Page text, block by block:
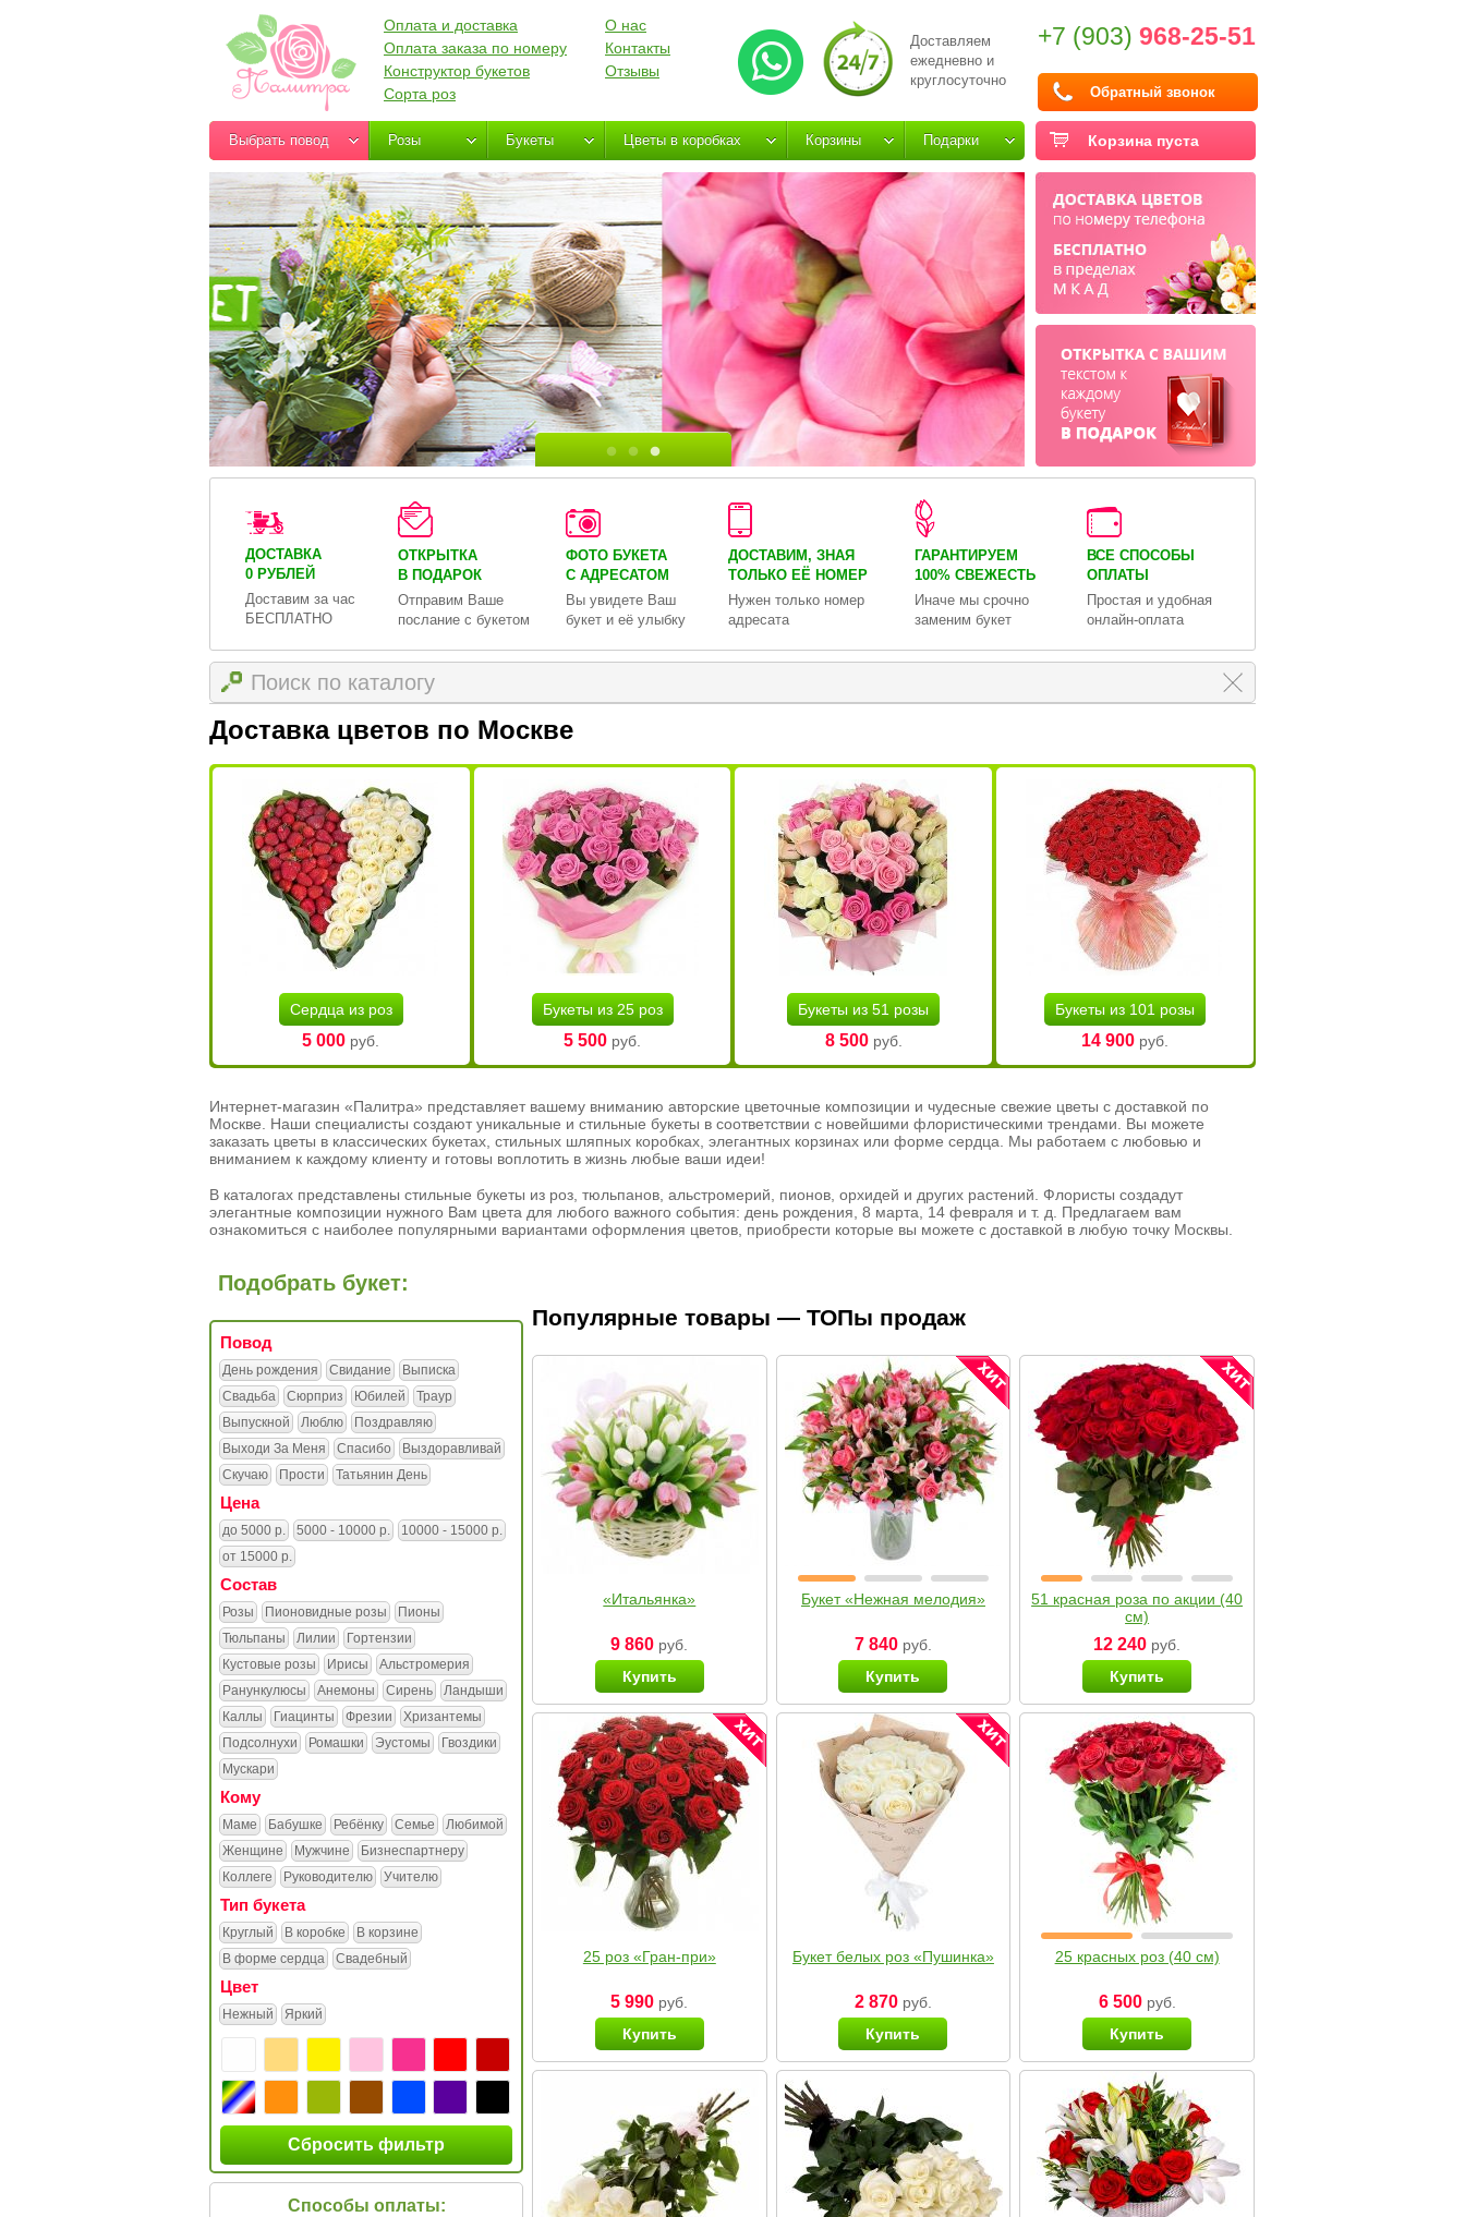
Доставляем
ежедневно и
круглосуточно
+7 (903) 968-25-51
Обратный звонок
Оплата и доставка
Оплата заказа по номеру
Конструктор букетов
Сорта роз
О нас
Контакты
Отзывы
Корзина пуста
Выбрать повод Розы Букеты Цветы в коробках Корзины Подарки
ДОСТАВКА
0 РУБЛЕЙ
Доставим за час
БЕСПЛАТНО
ОТКРЫТКА
В ПОДАРОК
Отправим Ваше
послание с букетом
ФОТО БУКЕТА
С АДРЕСАТОМ
Вы увидете Ваш
букет и её улыбку
ДОСТАВИМ, ЗНАЯ
ТОЛЬКО ЕЁ НОМЕР
Нужен только номер
адресата
ГАРАНТИРУЕМ
100% СВЕЖЕСТЬ
Иначе мы срочно
заменим букет
ВСЕ СПОСОБЫ
ОПЛАТЫ
Простая и удобная
онлайн-оплата
Доставка цветов по Москве
Сердца из роз
5 000 руб.
Букеты из 25 роз
5 500 руб.
Букеты из 51 розы
8 500руб.
Букеты из 101 розы
14 900руб.
Интернет-магазин «Палитра» представляет вашему вниманию авторские цветочные композиции и чудесные свежие цветы с доставкой по
Москве. Наши специалисты создают уникальные и стильные букеты в соответствии с новейшими флористическими трендами. Вы можете
заказать цветы в классических букетах, стильных шляпных коробках, элегантных корзинах или форме сердца. Мы работаем с любовью и
вниманием к каждому клиенту и готовы воплотить в жизнь любые ваши идеи!
В каталогах представлены стильные букеты из роз, тюльпанов, альстромерий, пионов, орхидей и других растений. Флористы создадут
элегантные композиции нужного Вам цвета для любого важного события: день рождения, 8 марта, 14 февраля и т. д. Предлагаем вам
ознакомиться с наиболее популярными вариантами оформления цветов, приобрести которые вы можете с доставкой в любую точку Москвы.
Подобрать букет:
Повод
День рождения Свидание
Выписка
Свадьба
Сюрприз Юбилей
Траур
Выпускной
Люблю
Поздравляю
Выходи За Меня
Спасибо
Выздоравливай
Скучаю
Прости Татьянин День
Цена
до 5000 р. 5000 - 10000 р.
10000 - 15000 р.
от 15000 р.
Состав
Розы Пионовидные розы
Пионы
Тюльпаны
Лилии
Гортензии
Кустовые розы
Ирисы
Альстромерия
Ранункулюсы
Анемоны Сирень
Ландыши
Каллы
Гиацинты Фрезии
Хризантемы
Подсолнухи
Ромашки Эустомы
Гвоздики
Мускари
Кому
Маме Бабушке Ребёнку Семье
Любимой
Женщине
Мужчине
Бизнеспартнеру
Коллеге
Руководителю Учителю
Тип букета
Круглый В коробке
В корзине
В форме сердца
Свадебный
Цвет
Нежный Яркий
Сбросить фильтр
Способы оплаты:
Популярные товары — ТОПы продаж
«Итальянка»
9 860 руб.
Купить
Букет «Нежная мелодия»
7 840руб.
Купить
51 красная роза по акции (40
см)
12 240 руб.
Купить
25 роз «Гран-при»
5 990 руб.
Купить
Букет белых роз «Пушинка»
2 870руб.
Купить
25 красных роз (40 см)
6 500руб.
Купить